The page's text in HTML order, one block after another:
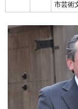
市芸術